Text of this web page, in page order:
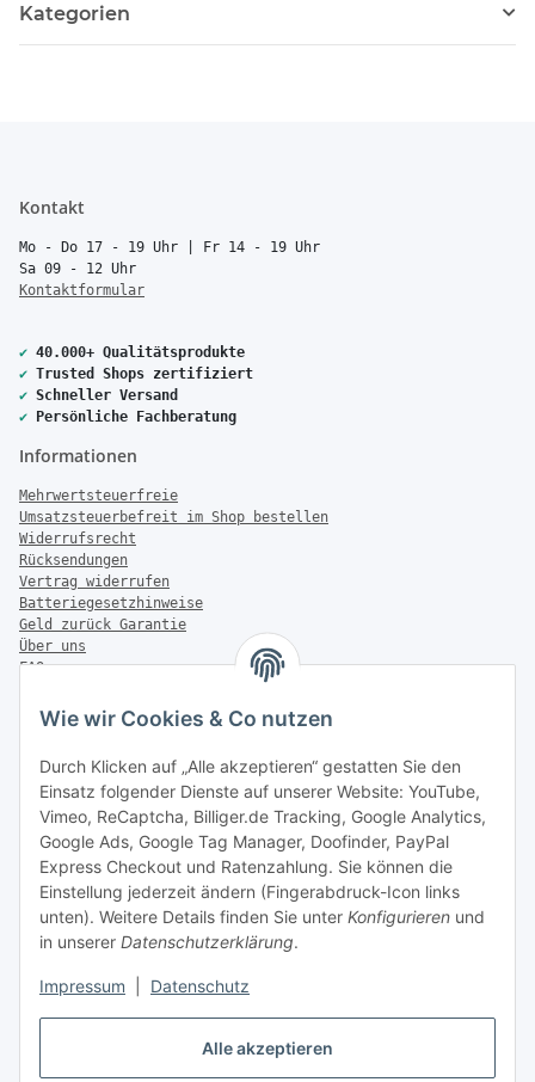
Alle akzeptieren
Wie wir Cookies & Co nutzen
Durch Klicken auf „Alle akzeptieren“ gestatten Sie den
Einsatz folgender Dienste auf unserer Website: YouTube,
Vimeo, ReCaptcha, Billiger.de Tracking, Google Analytics,
Google Ads, Google Tag Manager, Doofinder, PayPal
Express Checkout und Ratenzahlung. Sie können die
Einstellung jederzeit ändern (Fingerabdruck-Icon links
unten). Weitere Details finden Sie unter Konfigurieren und
in unserer Datenschutzerklärung.
Impressum Datenschutz
Kategorien
Kontakt
Mo - Do 17 - 19 Uhr | Fr 14 - 19 Uhr
Sa 09 - 12 Uhr
Kontaktformular
✔ 40.000+ Qualitätsprodukte
✔ Trusted Shops zertifiziert
✔ Schneller Versand
✔ Persönliche Fachberatung
Informationen
Mehrwertsteuerfreie
Umsatzsteuerbefreit im Shop bestellen
Widerrufsrecht
Rücksendungen
Vertrag widerrufen
Batteriegesetzhinweise
Geld zurück Garantie
Über uns
FAQ
Zahlung & Versand
Versandinformationen
Sonstiges